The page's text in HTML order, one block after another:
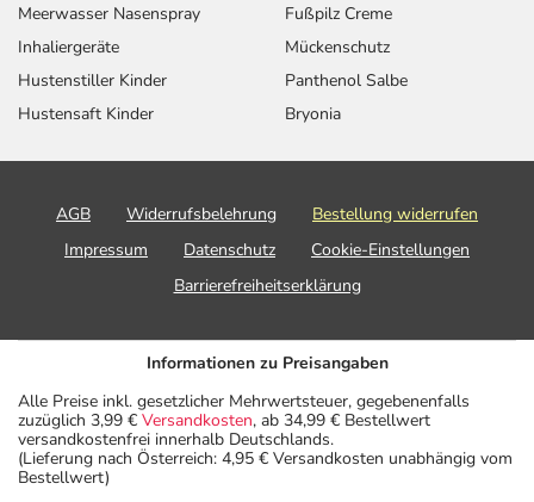
Meerwasser Nasenspray
Inhaliergeräte
Hustenstiller Kinder
Hustensaft Kinder
Fußpilz Creme
Mückenschutz
Panthenol Salbe
Bryonia
AGB Widerrufsbelehrung
Bestellung widerrufen
Impressum
Datenschutz
Cookie-Einstellungen
Barrierefreiheitserklärung
Informationen zu Preisangaben
Alle Preise inkl. gesetzlicher Mehrwertsteuer, gegebenenfalls
zuzüglich 3,99 € Versandkosten, ab 34,99 € Bestellwert
versandkostenfrei innerhalb Deutschlands.
(Lieferung nach Österreich: 4,95 € Versandkosten unabhängig vom
Bestellwert)